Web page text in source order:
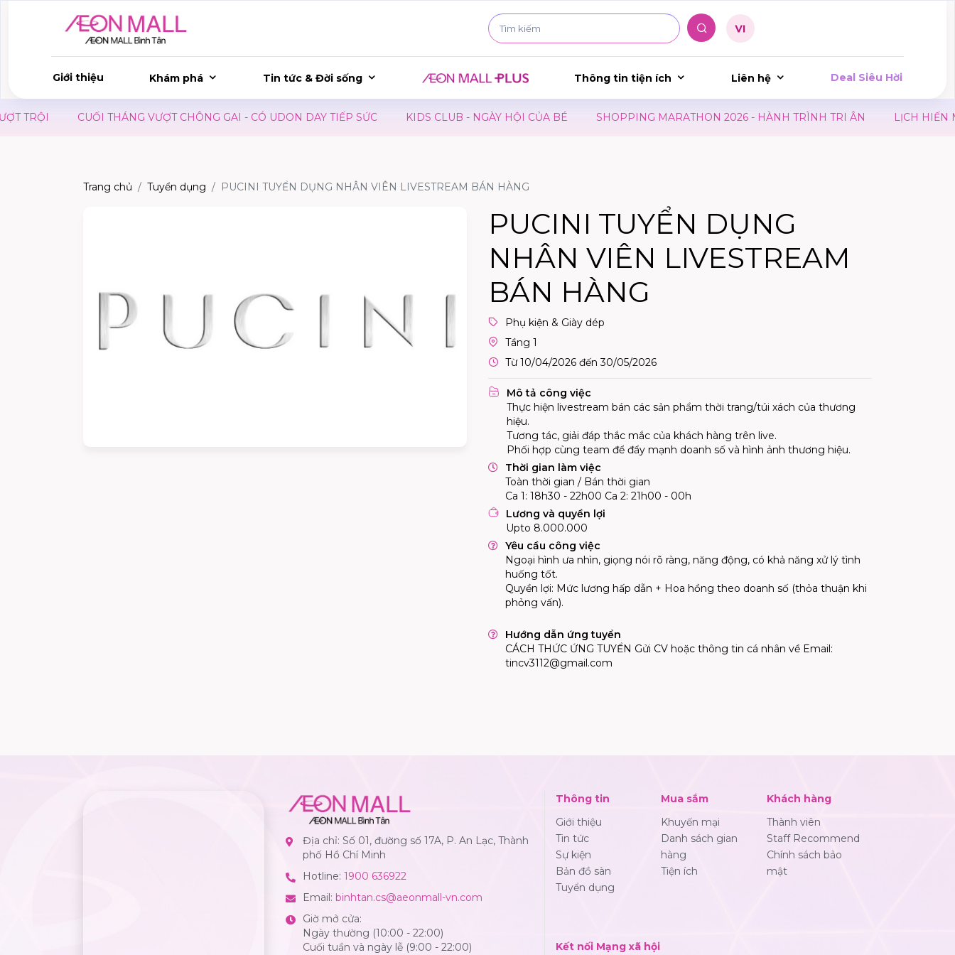
Giới thiệu Khám phá Tin tức & Đời sống Thông tin tiện ích Liên hệ Deal Siêu Hời
CUỐI THÁNG VƯỢT CHÔNG GAI - CÓ UDON DAY TIẾP SỨC KIDS CLUB - NGÀY HỘI CỦA BÉ SHOPPING MARATHON 2026 - HÀNH TRÌNH TRI ÂN LỊCH HIẾN
Trang chủ Tuyển dụng PUCINI TUYỂN DỤNG NHÂN VIÊN LIVESTREAM BÁN HÀNG
PUCINI TUYỂN DỤNG
NHÂN VIÊN LIVESTREAM
BÁN HÀNG
Phụ kiện & Giày dép
Tầng 1
Từ 10/04/2026 đến 30/05/2026
Mô tả công việc
Thực hiện livestream bán các sản phẩm thời trang/túi xách của thương
hiệu.
Tương tác, giải đáp thắc mắc của khách hàng trên live.
Phối hợp cùng team để đẩy mạnh doanh số và hình ảnh thương hiệu.
Thời gian làm việc
Toàn thời gian / Bán thời gian
Ca 1: 18h30 - 22h00 Ca 2: 21h00 - 00h
Lương và quyền lợi
Upto 8.000.000
Yêu cầu công việc
Ngoại hình ưa nhìn, giọng nói rõ ràng, năng động, có khả năng xử lý tình
huống tốt.
Quyền lợi: Mức lương hấp dẫn + Hoa hồng theo doanh số (thỏa thuận khi
phỏng vấn).
Hướng dẫn ứng tuyển
CÁCH THỨC ỨNG TUYỂN Gửi CV hoặc thông tin cá nhân về Email:
tincv3112@gmail.com
Địa chỉ: Số 01, đường số 17A, P. An Lạc, Thành
phố Hồ Chí Minh
Hotline: 1900 636922
Email: binhtan.cs@aeonmall-vn.com
Giờ mở cửa:
Ngày thường (10:00 - 22:00)
Cuối tuần và ngày lễ (9:00 - 22:00)
Thông tin
Giới thiệu
Tin tức
Sự kiện
Bản đồ sàn
Tuyển dụng
Mua sắm
Khuyến mại
Danh sách gian
hàng
Tiện ích
Khách hàng
Thành viên
Staff Recommend
Chính sách bảo
mật
Kết nối Mạng xã hội